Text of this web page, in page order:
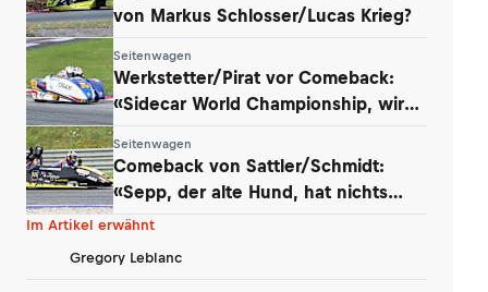
von Markus Schlosser/Lucas Krieg?
Seitenwagen
Werkstetter/Pirat vor Comeback:
«Sidecar World Championship, wir
Seitenwagen
Comeback von Sattler/Schmidt:
«Sepp, der alte Hund, hat nichts
verlernt»
Im Artikel erwähnt
Gregory Leblanc